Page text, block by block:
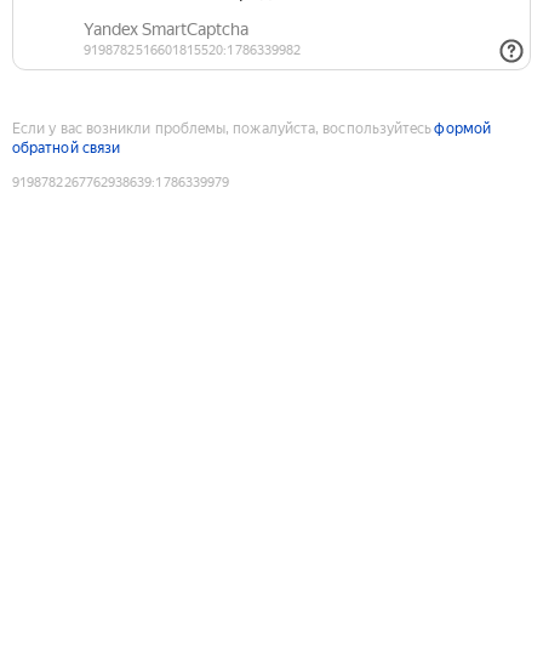
Если у вас возникли проблемы, пожалуйста, воспользуйтесьформой
обратной связи
9198782267762938639:1786339979